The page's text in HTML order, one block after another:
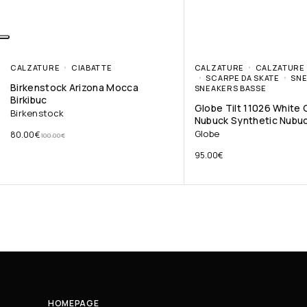
CALZATURE CIABATTE
Birkenstock Arizona Mocca
Birkibuc
Birkenstock
100.00€
80.00€
CALZATURE
CALZATURE
SCARPE DA SKATE
SNEAKERS BASSE
Globe Tilt 11026 White
Nubuck Synthetic
Globe
95.00€
HOMEPAGE